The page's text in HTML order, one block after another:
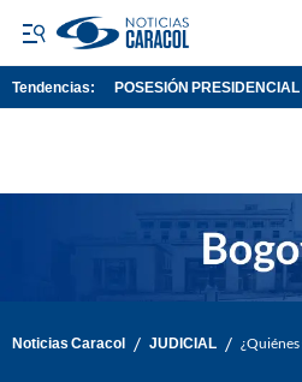
Tendencias: POSESIÓN PRESIDENCIAL
Noticias Caracol / JUDICIAL /